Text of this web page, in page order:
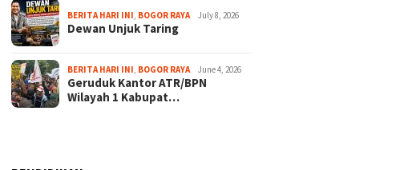
BERITA HARI INI BOGOR RAYA July 8, 2026
Dewan Unjuk Taring
BERITA HARI INI BOGOR RAYA June 4, 2026
Geruduk Kantor ATR/BPN
Wilayah 1 Kabupat…